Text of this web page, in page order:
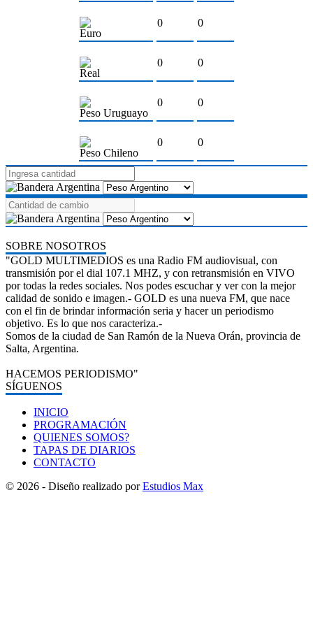
Euro
0 0
Real
0 0
Peso Uruguayo
0 0
Peso Chileno
0 0
SOBRE NOSOTROS
"GOLD MULTIMEDIOS es una Radio FM audiovisual, con
transmisión por el dial 107.1 MHZ, y con retransmisión en VIVO
por todas la redes sociales. Nos podes escuchar y ver con la mejor
calidad de sonido e imagen.- GOLD es una nueva FM, que nace
con el fin de brindar información seria y hacer un periodismo
objetivo. Es lo que nos caracteriza.-
Somos de la ciudad de San Ramón de la Nueva Orán, provincia de
Salta, Argentina.
HACEMOS PERIODISMO"
SÍGUENOS
INICIO
PROGRAMACIÓN
QUIENES SOMOS?
TAPAS DE DIARIOS
CONTACTO
© 2026 - Diseño realizado porEstudios Max